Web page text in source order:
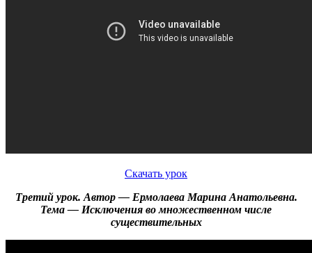
Скачать урок
Третий урок. Автор — Ермолаева Марина Анатольевна.
Тема — Исключения во множественном числе
существительных